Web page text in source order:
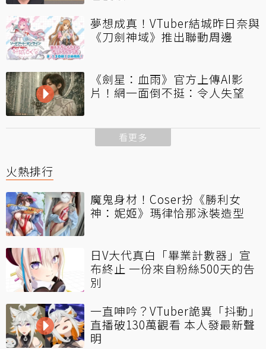
夢想成真！VTuber結城昨日奈與
《刀劍神域》推出聯動周邊
《劍星：血雨》官方上傳AI影
片！網一面倒不挺：令人失望
看更多
火熱排行
魔鬼身材！Coser扮《勝利女
神：妮姬》瑪律恰那泳裝造型
日V大代真白「畢業計數器」宣
布終止 一份來自粉絲500天的告
別
一直呻吟？VTuber詭異「抖動」
直播破130萬觀看 本人發最新聲
明